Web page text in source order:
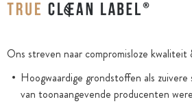
Ons streven naar compromisloze kwaliteit
Hoogwaardige grondstoffen als
van toonaangevende producenten